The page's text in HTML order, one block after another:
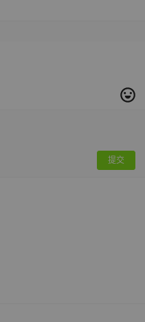
提交